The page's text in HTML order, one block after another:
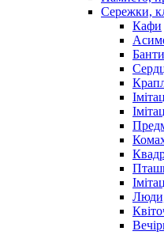
Сережки,
Кафи
Люди,